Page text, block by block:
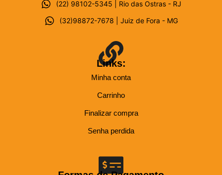
(22) 98102-5345 | Rio das Ostras - RJ
(32)98872-7678 | Juiz de Fora - MG
Links:
Minha conta
Carrinho
Finalizar compra
Senha perdida